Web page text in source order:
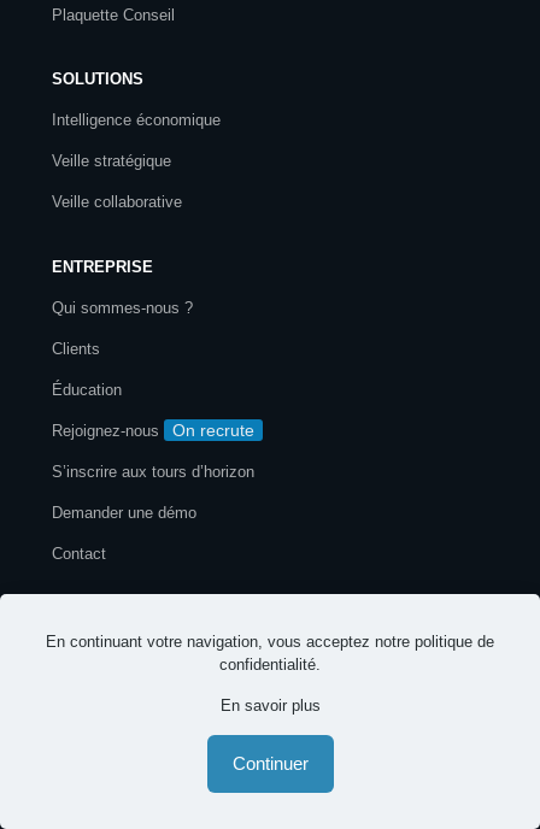
Plaquette Conseil
SOLUTIONS
Intelligence économique
Veille stratégique
Veille collaborative
ENTREPRISE
Qui sommes-nous ?
Clients
Éducation
Rejoignez-nous On recrute
S’inscrire aux tours d’horizon
Demander une démo
Contact
Mentions légales Politique de confidentialité
© 2026 EspritsCollaboratifs. Tous droits réservés
En continuant votre navigation, vous acceptez notre politique de
confidentialité.
En savoir plus
Continuer